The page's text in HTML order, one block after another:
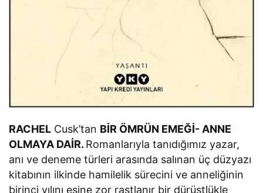
RACHEL Cusk’tan BİR ÖMRÜN EMEĞİ- ANNE
OLMAYA DAİR. Romanlarıyla tanıdığımız yazar,
anı ve deneme türleri arasında salınan üç düzyazı
kitabının ilkinde hamilelik sürecini ve anneliğinin
birinci yılını eşine zor rastlanır bir dürüstlükle